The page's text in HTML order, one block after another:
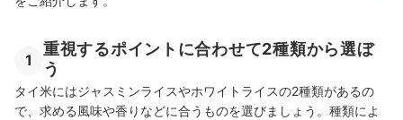
1
重視するポイントに合わせて2種類から選ぼ
う
タイ米にはジャスミンライスやホワイトライスの2種類があるの
で、求める風味や香りなどに合うものを選びましょう。種類によ